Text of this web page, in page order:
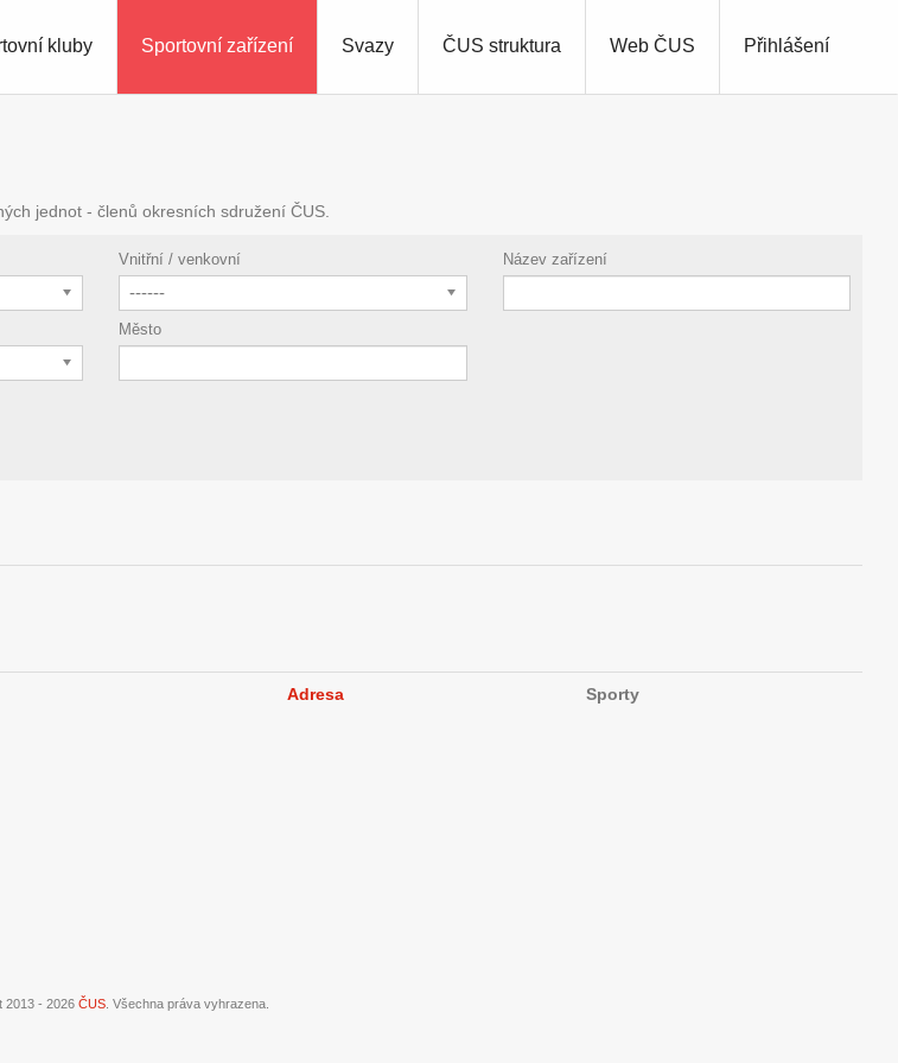
Přihlášení
kluby Sportovní zařízení Svazy ČUS struktura Web ČUS
jednot - členů okresních sdružení ČUS.
Vnitřní / venkovní
------
Název zařízení
Město
Adresa Sporty
2013 - 2026 ČUS. Všechna práva vyhrazena.